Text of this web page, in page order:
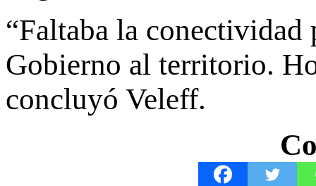
“Faltaba la
Gobierno al territorio.
concluyó Veleff.